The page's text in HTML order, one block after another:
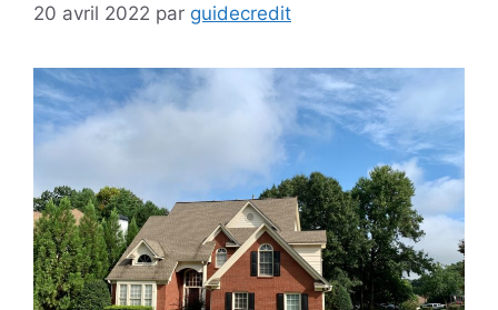
20 avril 2022 par guidecredit